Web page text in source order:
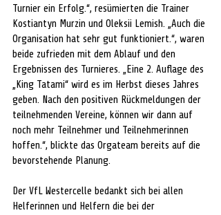
Turnier ein Erfolg.“, resümierten die Trainer
Kostiantyn Murzin und Oleksii Lemish. „Auch die
Organisation hat sehr gut funktioniert.“, waren
beide zufrieden mit dem Ablauf und den
Ergebnissen des Turnieres. „Eine 2. Auflage des
„King Tatami“ wird es im Herbst dieses Jahres
geben. Nach den positiven Rückmeldungen der
teilnehmenden Vereine, können wir dann auf
noch mehr Teilnehmer und Teilnehmerinnen
hoffen.“, blickte das Orgateam bereits auf die
bevorstehende Planung.
Der VfL Westercelle bedankt sich bei allen
Helferinnen und Helfern die bei der